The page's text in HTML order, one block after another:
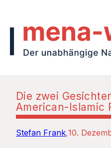
Die zwei
American-Islamic
Stefan Frank 10.